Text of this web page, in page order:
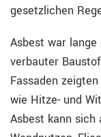
gesetzlichen
Asbest war
verbauter
Fassaden
wie Hitze- und
Asbest kann